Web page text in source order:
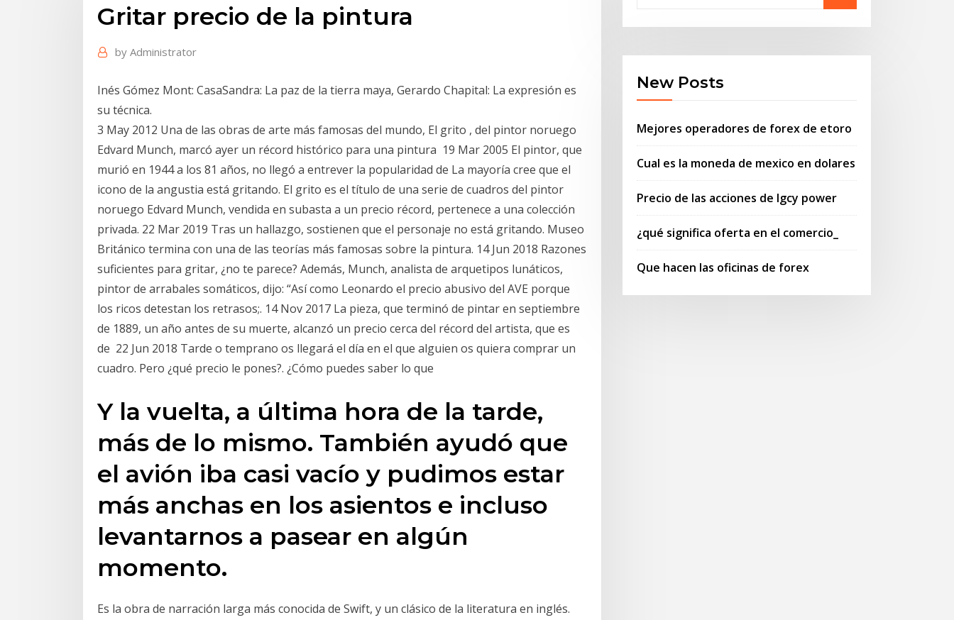
Gritar precio de la pintura
by Administrator
Inés Gómez Mont: CasaSandra: La paz de la tierra maya, Gerardo Chapital: La expresión es
su técnica.
3 May 2012 Una de las obras de arte más famosas del mundo, El grito , del pintor noruego
Edvard Munch, marcó ayer un récord histórico para una pintura 19 Mar 2005 El pintor, que
murió en 1944 a los 81 años, no llegó a entrever la popularidad de La mayoría cree que el
icono de la angustia está gritando. El grito es el título de una serie de cuadros del pintor
noruego Edvard Munch, vendida en subasta a un precio récord, pertenece a una colección
privada. 22 Mar 2019 Tras un hallazgo, sostienen que el personaje no está gritando. Museo
Británico termina con una de las teorías más famosas sobre la pintura. 14 Jun 2018 Razones
suficientes para gritar, ¿no te parece? Además, Munch, analista de arquetipos lunáticos,
pintor de arrabales somáticos, dijo: “Así como Leonardo el precio abusivo del AVE porque
los ricos detestan los retrasos;. 14 Nov 2017 La pieza, que terminó de pintar en septiembre
de 1889, un año antes de su muerte, alcanzó un precio cerca del récord del artista, que es
de 22 Jun 2018 Tarde o temprano os llegará el día en el que alguien os quiera comprar un
cuadro. Pero ¿qué precio le pones?. ¿Cómo puedes saber lo que
Y la vuelta, a última hora de la tarde,
más de lo mismo. También ayudó que
el avión iba casi vacío y pudimos estar
más anchas en los asientos e incluso
levantarnos a pasear en algún
momento.
Es la obra de narración larga más conocida de Swift, y un clásico de la literatura en inglés.
New Posts
Mejores operadores de forex de etoro
Cual es la moneda de mexico en dolares
Precio de las acciones de lgcy power
¿qué significa oferta en el comercio_
Que hacen las oficinas de forex